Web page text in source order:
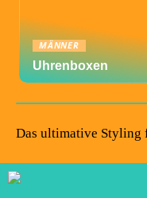
MÄNNER
Uhrenboxen
Das ultimative Styling